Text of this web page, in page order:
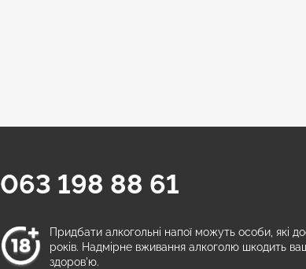
063 198 88 61
Придбати алкогольні напої можуть особи, які
років. Надмірне вживання алкоголю шкодить
здоров'ю.